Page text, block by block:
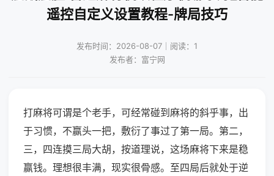
遥控自定义设置教程-牌局技巧
发布时间：2026-08-07｜阅读：1
发布者：富宁网
打麻将可谓是个老手，可经常碰到麻将的斜乎事，出
于习惯，不赢头一把，敷衍了事过了第一局。第二，
三，四连摸三局大胡，按道理说，这场麻将下来是稳
赢钱。理想很丰满，现实很骨感。至四局后就处于逆